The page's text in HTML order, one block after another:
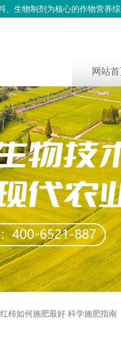
、生物制剂为核心的作物营养
网站
柿如何施肥最好 科学施肥指南